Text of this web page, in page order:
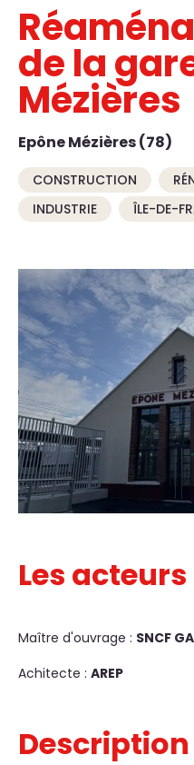
de la
Mézières
Epône Mézières (78)
CONSTRUCTION
INDUSTRIE
ÎLE-DE-
Les
Maître d'ouvrage : SNCF
Achitecte : AREP
Description